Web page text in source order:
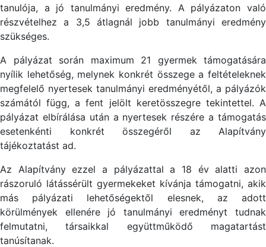
tanulója, a jó tanulmányi eredmény. A pályázaton való
részvételhez a 3,5 átlagnál jobb tanulmányi eredmény
szükséges.
A pályázat során maximum 21 gyermek támogatására
nyílik lehetőség, melynek konkrét összege a feltételeknek
megfelelő nyertesek tanulmányi eredményétől, a pályázók
számától függ, a fent jelölt keretösszegre tekintettel. A
pályázat elbírálása után a nyertesek részére a támogatás
esetenkénti konkrét összegéről az Alapítvány
tájékoztatást ad.
Az Alapítvány ezzel a pályázattal a 18 év alatti azon
rászoruló látássérült gyermekeket kívánja támogatni, akik
más pályázati lehetőségektől elesnek, az adott
körülmények ellenére jó tanulmányi eredményt tudnak
felmutatni, társaikkal együttműködő magatartást
tanúsítanak.